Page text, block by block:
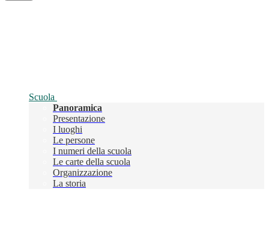
Scuola
Panoramica
Presentazione
I luoghi
Le persone
I numeri della scuola
Le carte della scuola
Organizzazione
La storia